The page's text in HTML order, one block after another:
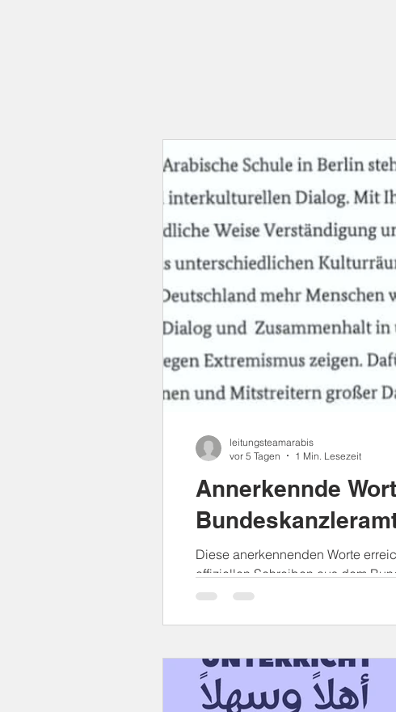
Annerkennde
Diese anerkennenden Worte
offiziellen Schreiben aus dem
das gesamte Team der Deutsch-
Dialogs, des gesellschaftlichen
Prävention von Extremismus zu
leitungsteamarabis
vor 5 Tagen
1 Min. Lesezeit